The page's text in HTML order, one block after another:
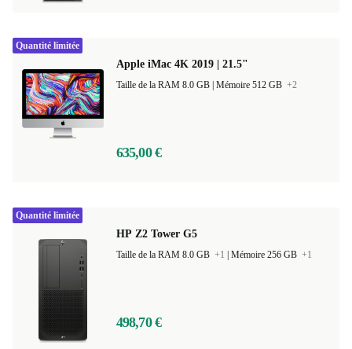
Apple iMac 4K 2019 | 21.5"
Mémoire 512 GB +2
635,00 €
Quantité limitée
HP Z2 Tower G5
Taille de la RAM 8.0 GB +1 Mémoire 256 GB +1
498,70 €
Quantité limitée